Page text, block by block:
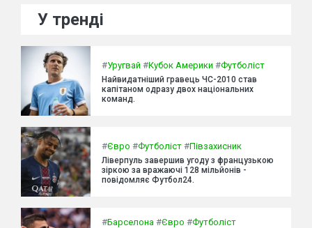
У тренді
#Уругвай #Кубок Америки #Футболіст
Найвидатніший гравець ЧС-2010 став
капітаном одразу двох національних
команд.
#Євро #Футболіст #Півзахисник
Ліверпуль завершив угоду з французькою
зіркою за вражаючі 128 мільйонів -
повідомляє Футбол24.
#Барселона #Євро #Футболіст